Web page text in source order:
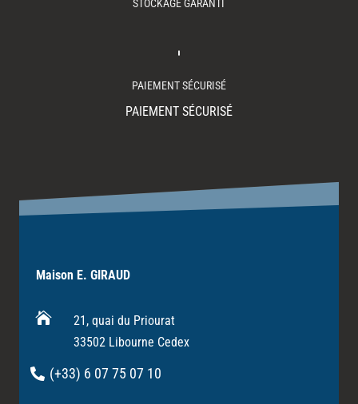
STOCKAGE GARANTI
PAIEMENT SÉCURISÉ
PAIEMENT SÉCURISÉ
Maison E. GIRAUD

21, quai du Priourat
33502 Libourne Cedex
(+33) 6 07 75 07 10